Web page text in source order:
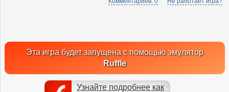
Эта игра будет запущена с помощью эмулятор
Ruffle
Узнайте подробнее как